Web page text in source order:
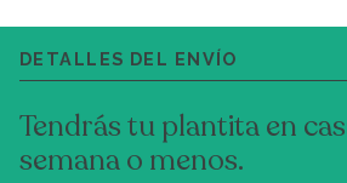
DETALLES DEL ENVÍO
Tendrás tu plantita en
semana o menos.